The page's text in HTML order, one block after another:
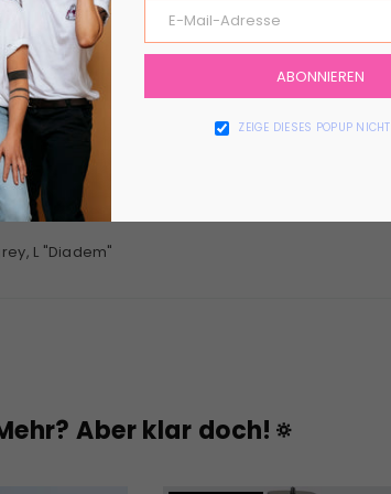
ABONNIEREN
ZEIGE DIESES POPUP
Bewertung schreiben
L "Diadem"
Aber klar doch!🔅